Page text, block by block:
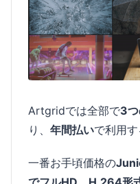
Artgridでは全部で3
り、 年間払いで利用す
一番お手頃価格の